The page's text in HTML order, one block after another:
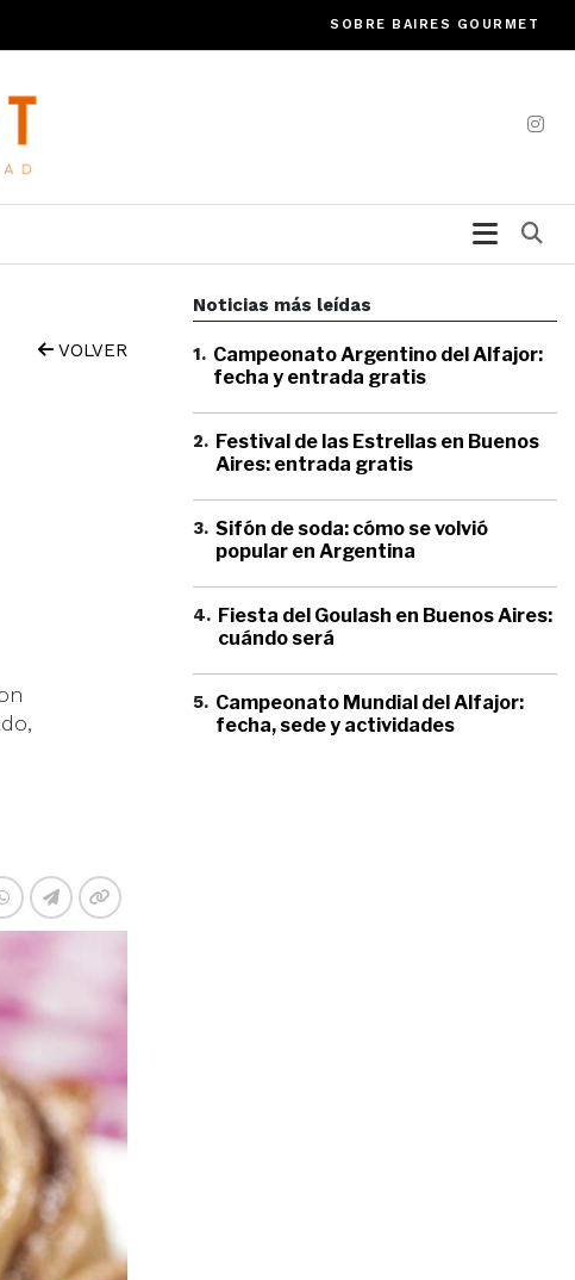
SOBRE BAIRES GOURMET
VOLVER
Noticias más leídas
1. Campeonato Argentino del Alfajor:
fecha y entrada gratis
2. Festival de las Estrellas en Buenos
Aires: entrada gratis
3. Sifón de soda: cómo se volvió
popular en Argentina
4. Fiesta del Goulash en Buenos Aires:
cuándo será
5. Campeonato Mundial del Alfajor:
fecha, sede y actividades